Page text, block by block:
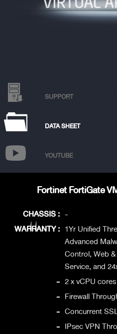
SUPPORT
DATA SHEET
YOUTUBE
Fortinet FortiGate
CHASSIS : -
WARRANTY : 1Yr Unified
Advanced
Control, Web
Service, and
- 2 x vCPU
- Firewall
- Concurrent
- IPsec VPN